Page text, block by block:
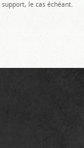
le cas échéant.